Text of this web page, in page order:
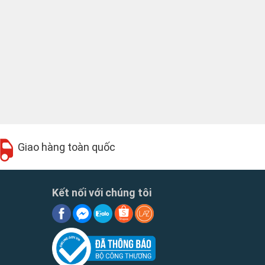
Giao hàng toàn quốc
Kết nối với chúng tôi